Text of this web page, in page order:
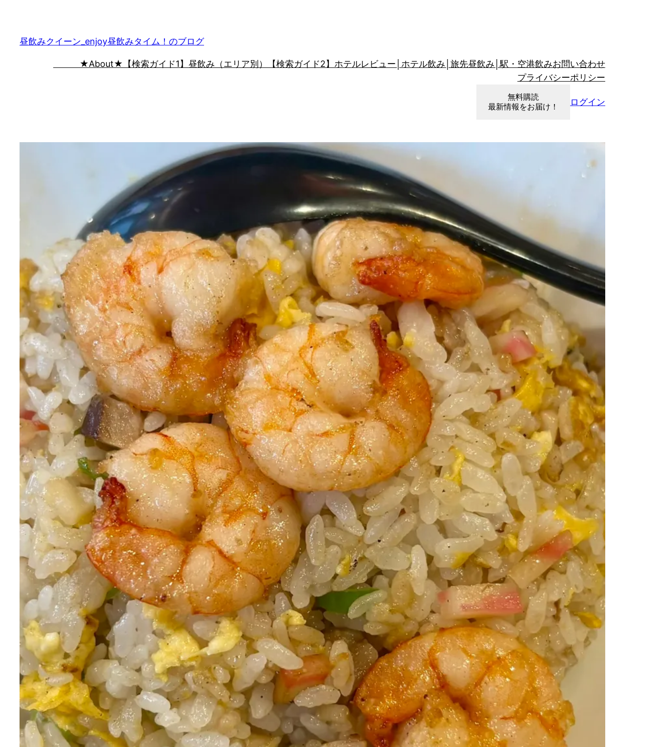
昼飲みクイーン_enjoy昼飲みタイム！のブログ
★About★ 【検索ガイド1】昼飲み（エリア別） 【検索ガイド2】ホテルレビュー│ホテル飲み│旅先昼飲み│駅・空港飲みお問い合わせ
プライバシーポリシー
無料購読
最新情報をお届け！
ログイン